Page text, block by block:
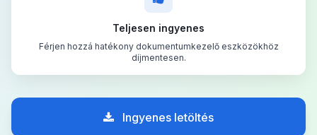
Teljesen ingyenes
Férjen hozzá hatékony dokumentumkezelő eszközökhöz
díjmentesen.
Ingyenes letöltés